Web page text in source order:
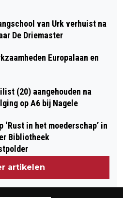
van Urk verhuist na
De Driemaster
Europalaan en
(20) aangehouden na
op A6 bij Nagele
‘Rust in het moederschap’ in
Bibliotheek
artikelen